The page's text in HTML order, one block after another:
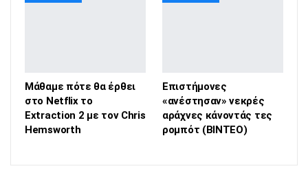
Μάθαμε πότε θα έρθει
στο Netflix το
Extraction 2 με τον Chris
Hemsworth
Επιστήμονες
«ανέστησαν» νεκρές
αράχνες κάνοντάς τες
ρομπότ (ΒΙΝΤΕΟ)